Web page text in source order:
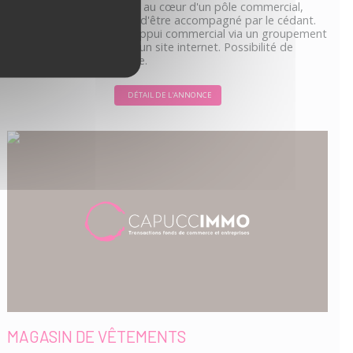
Emplacement de qualité au cœur d'un pôle commercial,
vous aurez la possibilité d'être accompagné par le cédant.
Vous bénéficierez d'un appui commercial via un groupement
(zone d'exclusivité) et d'un site internet. Possibilité de
création autre commerce.
DÉTAIL DE L'ANNONCE
MAGASIN DE VÊTEMENTS